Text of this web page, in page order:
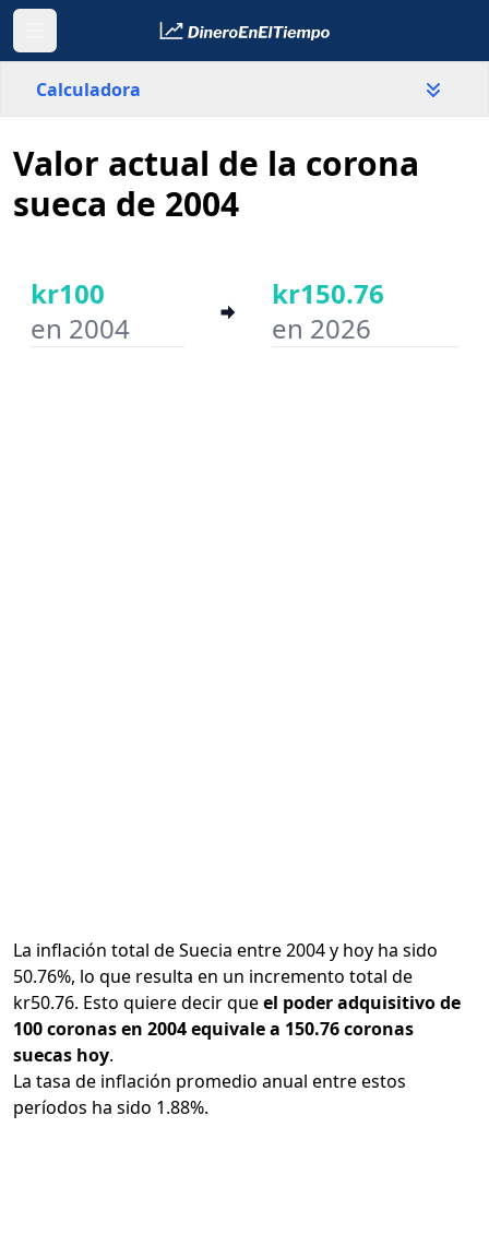
Calculadora
País
Año inicial
Valor actual de la corona
sueca de 2004
kr100
en 2004
kr150.76
en 2026
La inflación total de Suecia entre 2004 y hoy ha sido
50.76%, lo que resulta en un incremento total de
kr50.76. Esto quiere decir queel poder adquisitivo de
100 coronas en 2004 equivale a 150.76 coronas
suecas hoy.
La tasa de inflación promedio anual entre estos
períodos ha sido 1.88%.